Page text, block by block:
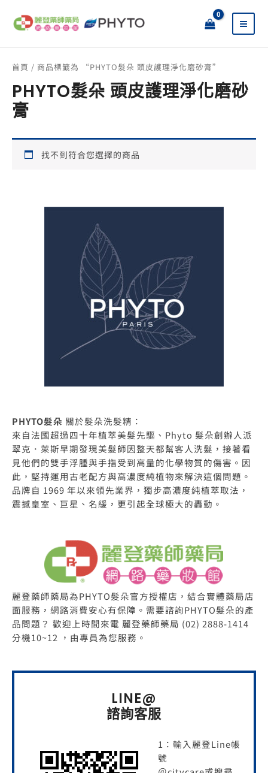
首頁 / 商品標籤為 “PHYTO髮朵 頭皮護理淨化磨砂膏”
PHYTO髮朵 頭皮護理淨化磨砂
膏
找不到符合您選擇的商品
PHYTO髮朵 關於髮朵洗髮精：
來自法國超過四十年植萃美髮先驅、Phyto 髮朵創辦人派
翠克．萊斯早期發現美髮師因整天都幫客人洗髮，接著看
見他們的雙手浮腫與手指受到高量的化學物質的傷害。因
此，堅持運用古老配方與高濃度純植物來解決這個問題。
品牌自 1969 年以來領先業界，獨步高濃度純植萃取法，
震撼皇室、巨星、名緩，更引起全球極大的轟動。
麗登藥師藥局為PHYTO髮朵官方授權店，結合實體藥局店
面服務，網路消費安心有保障。需要諮詢PHYTO髮朵的產
品問題？ 歡迎上時間來電 麗登藥師藥局 (02) 2888-1414
分機10~12 ，由專員為您服務。
LINE@
諮詢客服
1：輸入麗登Line帳
號
尋
關
: